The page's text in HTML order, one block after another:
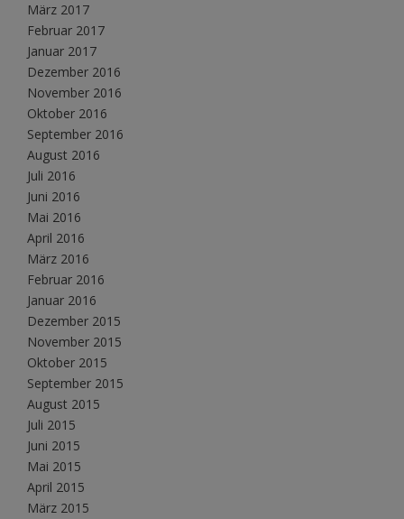
März 2017
Februar 2017
Januar 2017
Dezember 2016
November 2016
Oktober 2016
September 2016
August 2016
Juli 2016
Juni 2016
Mai 2016
April 2016
März 2016
Februar 2016
Januar 2016
Dezember 2015
November 2015
Oktober 2015
September 2015
August 2015
Juli 2015
Juni 2015
Mai 2015
April 2015
März 2015